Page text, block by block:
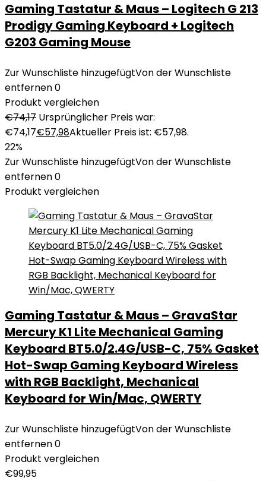
Gaming Tastatur & Maus – Logitech G 213
Prodigy Gaming Keyboard + Logitech
G203 Gaming Mouse
Zur Wunschliste hinzugefügtVon der Wunschliste
entfernen0
Produkt vergleichen
€74,17 Ursprünglicher Preis war:
€74,17€57,98Aktueller Preis ist: €57,98.
22%
Zur Wunschliste hinzugefügtVon der Wunschliste
entfernen0
Produkt vergleichen
Gaming Tastatur & Maus – GravaStar
Mercury K1 Lite Mechanical Gaming
Keyboard BT5.0/2.4G/USB-C, 75% Gasket
Hot-Swap Gaming Keyboard Wireless
with RGB Backlight, Mechanical
Keyboard for Win/Mac, QWERTY
Zur Wunschliste hinzugefügtVon der Wunschliste
entfernen0
Produkt vergleichen
€99,95